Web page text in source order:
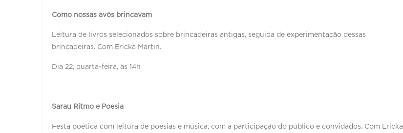
Como nossas avós brincavam
Leitura de livros selecionados sobre brincadeiras antigas, seguida de experimentação dessas
brincadeiras. Com Ericka Martin.
Dia 22, quarta-feira, às 14h
Sarau Ritmo e Poesia
Festa poética com leitura de poesias e música, com a participação do público e convidados. Com Ericka